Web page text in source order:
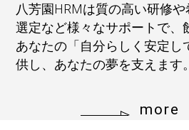
八芳園HRMは質の高い研修
選定など様々なサポートで、
あなたの「自分らしく安定し
供し、あなたの夢を支えます。
more